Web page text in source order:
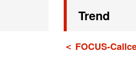
Trend
＜ FOCUS-